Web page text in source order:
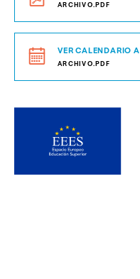
ARCHIVO.PDF
VER CALENDARIO
ARCHIVO.PDF